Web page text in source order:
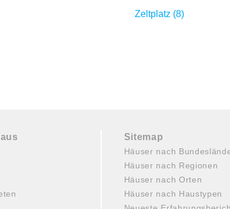
Zeltplatz (8)
Sitemap
Häuser nach
Häuser nach Regionen
Häuser nach Orten
Häuser nach Haustypen